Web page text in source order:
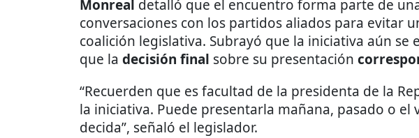
Monreal detalló que el encuentro forma parte de
conversaciones con los partidos aliados para evitar
coalición legislativa. Subrayó que la iniciativa aún se
que la decisión final sobre su presentación
“Recuerden que es facultad de la presidenta de la
la iniciativa. Puede presentarla mañana, pasado o el
decida”, señaló el legislador.